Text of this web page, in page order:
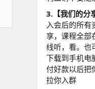
3.【我们的分
入会后的所有
享，课程全部
线听，看。也
下载到手机电
付好款以后把
拉你入群